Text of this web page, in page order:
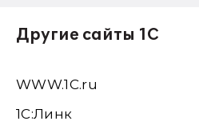
Другие сайты 1С
WWW.1С.ru
1С:Линк